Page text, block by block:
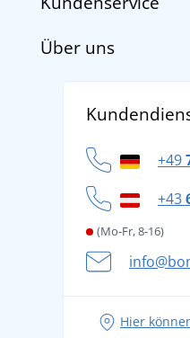
Impressum
Datenschutz
Cookie-Richtlinie
Über uns
Für Unternehmen und
+49
+43
(Mo-Fr, 8-16)
Hier